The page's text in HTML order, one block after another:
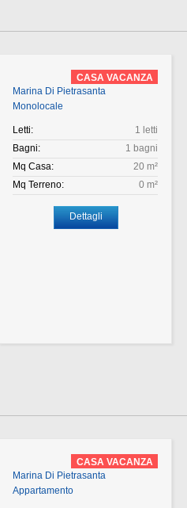
CASA VACANZA
Marina Di Pietrasanta
Monolocale
Letti:
1 letti
Bagni:
1 bagni
Mq Casa:
20 m²
Mq Terreno:
0 m²
Dettagli
CASA VACANZA
Marina Di Pietrasanta
Appartamento